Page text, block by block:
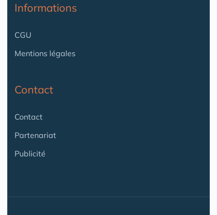
Informations
CGU
Mentions légales
Contact
Contact
Partenariat
Publicité